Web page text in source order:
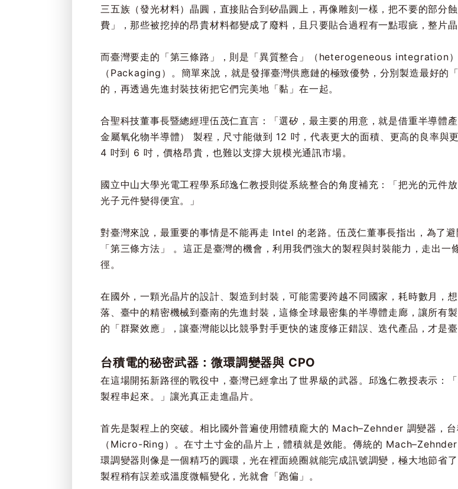
三五族（發光材料）晶圓，直接貼合到矽晶圓上，再像雕刻一樣，把不要的部分
費」，那些被挖掉的昂貴材料都變成了廢料，且只要貼合過程有一點瑕疵，整片
而臺灣要走的「第三條路」，則是「異質整合」（heterogeneous integration）
（Packaging）。簡單來說，就是發揮臺灣供應鏈的極致優勢，分別製造最好的
的，再透過先進封裝技術把它們完美地「黏」在一起。
合聖科技董事長暨總經理伍茂仁直言：「選矽，最主要的用意，就是借重半導體
金屬氧化物半導體） 製程，尺寸能做到 12 吋，代表更大的面積、更高的良率與
4 吋到 6 吋，價格昂貴，也難以支撐大規模光通訊市場。
國立中山大學光電工程學系邱逸仁教授則從系統整合的角度補充：「把光的元件
光子元件變得便宜。」
對臺灣來說，最重要的事情是不能再走 Intel 的老路。伍茂仁董事長指出，為了
「第三條方法」 。這正是臺灣的機會，利用我們強大的製程與封裝能力，走出
徑。
在國外，一顆光晶片的設計、製造到封裝，可能需要跨越不同國家，耗時數月，
落、臺中的精密機械到臺南的先進封裝，這條全球最密集的半導體走廊，讓所有
的「群聚效應」，讓臺灣能以比競爭對手更快的速度修正錯誤、迭代產品，才是
台積電的秘密武器：微環調變器與 CPO
在這場開拓新路徑的戰役中，臺灣已經拿出了世界級的武器。邱逸仁教授表示：
製程串起來。」讓光真正走進晶片。
首先是製程上的突破。相比國外普遍使用體積龐大的 Mach–Zehnder 調變器，
（Micro-Ring）。在寸土寸金的晶片上，體積就是效能。傳統的
環調變器則像是一個精巧的圓環，光在裡面繞圈就能完成訊號調變，極大地節省
製程稍有誤差或溫度微幅變化，光就會「跑偏」。